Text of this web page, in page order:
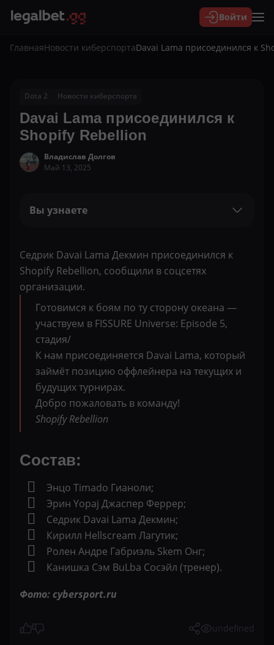
Войти
ГлавнаяНовости киберспортаDavai Lama присоединился к
Dota 2 Новости киберспорта
Davai Lama присоединился к
Shopify Rebellion
Владислав Долгов
Май 13, 2025
Вы узнаете
Седрик Davai Lama Декмин присоединился к
Shopify Rebellion, сообщили в соцсетях
организации.
Готовимся к боям по ту сторону океана —
участвуем в FISSURE Universe: Episode 5,
стадия/
К нам присоединяется Davai Lama, который
займёт позицию оффлейнера на текущих и
будущих турнирах.
Добро пожаловать в команду!
Shopify Rebellion
Состав:
Энцо Timado Гианоли;
Эрин Yopaj Джаспер Феррер;
Седрик Davai Lama Декмин;
Кирилл Hellscream Лагутик;
Ролен Андре Габриэль Skem Онг;
Канишка Сэм BuLba Сосэйл (тренер).
Фото: cybersport.ru
undefined